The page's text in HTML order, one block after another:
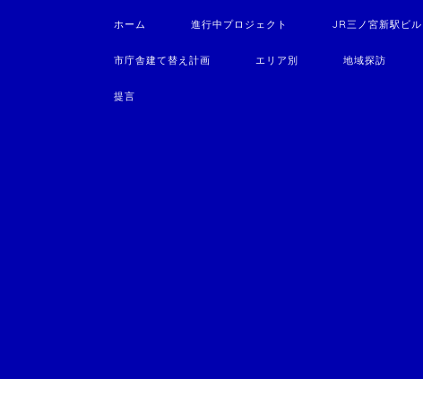
ホーム 進行中プロジェクト JR三ノ宮新駅ビル
市庁舎建て替え計画 エリア別 地域探訪
提言